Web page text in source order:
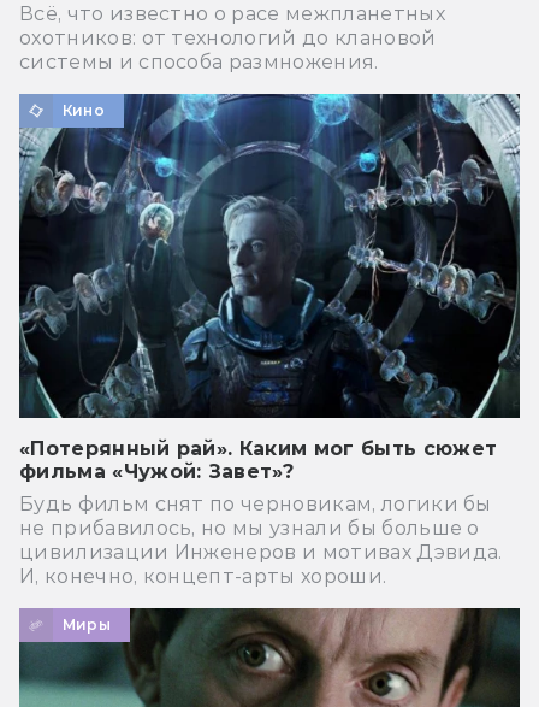
Всё, что известно о расе межпланетных
охотников: от технологий до клановой
системы и способа размножения.
Кино
«Потерянный рай». Каким мог быть сюжет
фильма «Чужой: Завет»?
Будь фильм снят по черновикам, логики бы
не прибавилось, но мы узнали бы больше о
цивилизации Инженеров и мотивах Дэвида.
И, конечно, концепт-арты хороши.
Миры